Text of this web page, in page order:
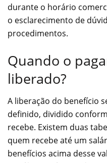
durante o horário
o esclarecimento de
procedimentos.
Quando o
liberado?
A liberação do benefício
definido, dividido
recebe. Existem duas
quem recebe até um
benefícios acima desse